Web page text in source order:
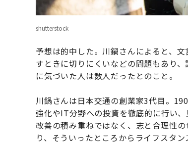
shutterstock
予想は的中した。川鍋さんによると、
すときに切りにくいなどの問題もあり
に気づいた人は数人だったとのこと。
川鍋さんは日本交通の創業家3代目。
強化やIT分野への投資を徹底的に行い
改善の積み重ねではなく、志と合理性
り、そういったところからライフスタ